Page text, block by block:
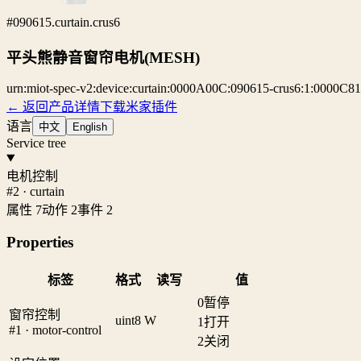
#090615.curtain.crus6
平头熊静音窗帘电机(MESH)
urn:miot-spec-v2:device:curtain:0000A00C:090615-
← 返回产品详情下载米家插件
语言 中文 English
Service tree
电机控制
#2 · curtain
属性 7动作 2事件 2
Properties
标签 格式 读写 值
窗帘控制
#1 · motor-control
uint8 W
0暂停
1打开
2关闭